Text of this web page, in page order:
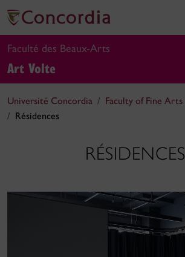
Faculté des Beaux-Arts
Art Volte
Université Concordia Faculty of Fine Arts
Résidences
RÉSIDENCES